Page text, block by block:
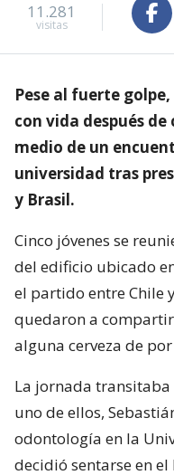
11.281
visitas
Pese al fuerte
con vida después
medio de un
universidad tras
y Brasil.
Cinco jóvenes se
del edificio ubicado
el partido entre Chile
quedaron a
alguna cerveza de
La jornada
uno de ellos,
odontología en la
decidió sentarse en